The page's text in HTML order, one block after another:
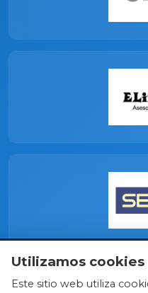
Utilizamos cookies
Este sitio web utiliza